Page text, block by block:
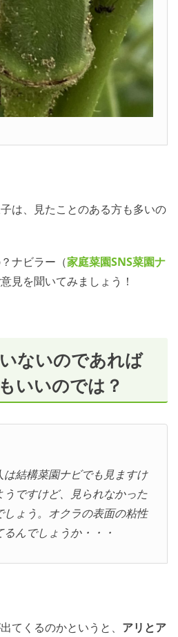
は、見たことのある方も多いの
ナビラー（家庭菜園SNS菜園ナ
見を聞いてみましょう！
ないのであれば
いいのでは？
結構菜園ナビでも見ますけ
ですけど、見られなかった
しょう。オクラの表面の粘性
んでしょうか・・・
てくるのかというと、 アリとア